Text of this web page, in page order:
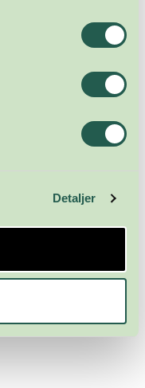
Detaljer
Abonner